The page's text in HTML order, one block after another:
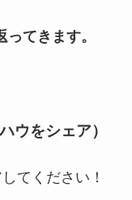
てきます。
ウをシェア）
てください！